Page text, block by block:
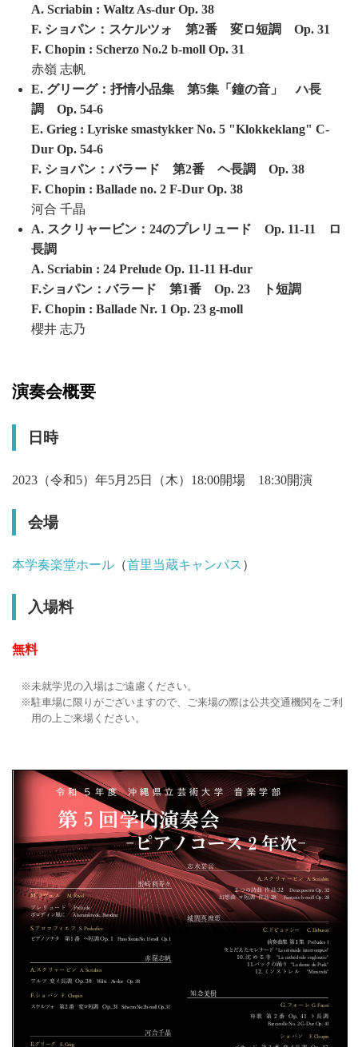
A. Scriabin : Waltz As-dur Op. 38
F. ショパン：スケルツォ 第2番 変ロ短調 Op. 31
F. Chopin : Scherzo No.2 b-moll Op. 31
赤嶺 志帆
E. グリーグ：抒情小品集 第5集「鐘の音」 ハ長
調 Op. 54-6
E. Grieg : Lyriske smastykker No. 5 "Klokkeklang" C-
Dur Op. 54-6
F. ショパン：バラード 第2番 ヘ長調 Op. 38
F. Chopin : Ballade no. 2 F-Dur Op. 38
河合 千晶
A. スクリャービン：24のプレリュード Op. 11-11 ロ
長調
A. Scriabin : 24 Prelude Op. 11-11 H-dur
F.ショパン：バラード 第1番 Op. 23 ト短調
F. Chopin : Ballade Nr. 1 Op. 23 g-moll
櫻井 志乃
演奏会概要
日時
2023（令和5）年5月25日（木）18:00開場 18:30開演
会場
本学奏楽堂ホール （首里当蔵キャンパス ）
入場料
無料
未就学児の入場はご遠慮ください。
駐車場に限りがございますので、ご来場の際は公共交通機関をご利
用の上ご来場ください。